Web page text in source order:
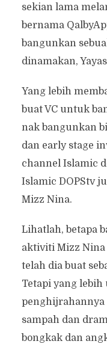
sekian lama
bernama
bangunkan
dinamakan,
Yang lebih
buat VC untuk
nak bangunkan
dan early stage
channel Islamic
Islamic DOPStv
Mizz Nina.
Lihatlah, betapa
aktiviti Mizz Nina
telah dia buat
Tetapi yang lebih
penghijrahannya
sampah dan
bongkak dan